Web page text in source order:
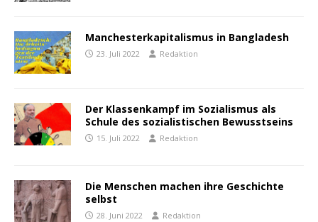
Manchesterkapitalismus in Bangladesh
23. Juli 2022 Redaktion
Der Klassenkampf im Sozialismus als
Schule des sozialistischen Bewusstseins
15. Juli 2022 Redaktion
Die Menschen machen ihre Geschichte
selbst
28. Juni 2022 Redaktion